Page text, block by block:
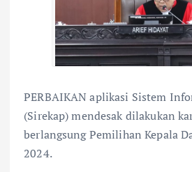
PERBAIKAN aplikasi Sistem
(Sirekap) mendesak dilakukan
berlangsung Pemilihan Kepala
2024.